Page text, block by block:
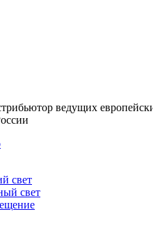
ведущих
свет
свет